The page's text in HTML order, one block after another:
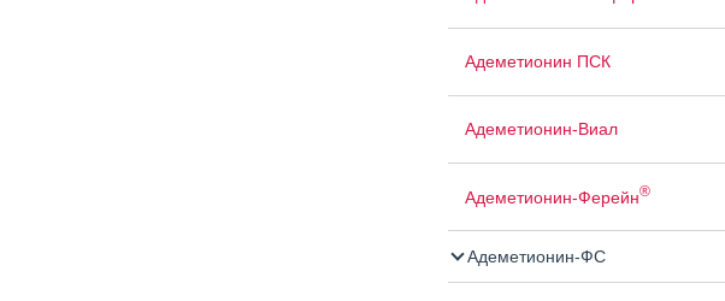
Адеметионин ПСК
Адеметионин-Виал
Адеметионин-Ферейн®
Адеметионин-ФС